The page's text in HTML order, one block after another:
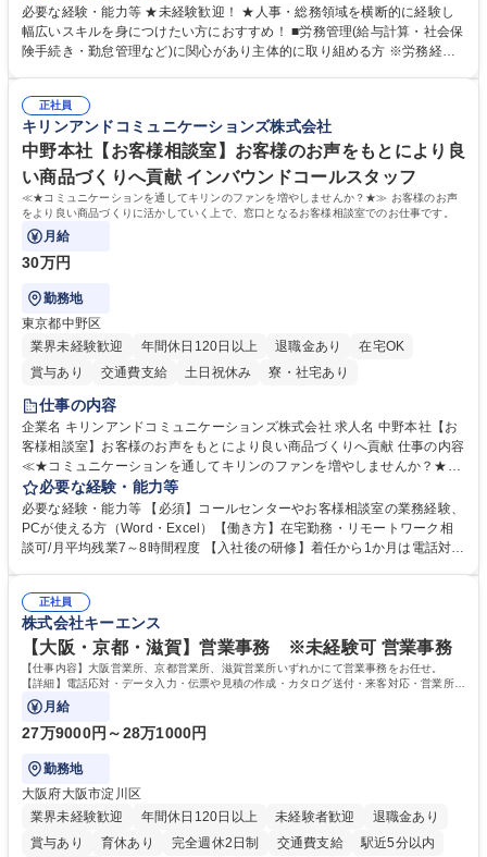
営を支えるゼネラリストをめざせます。 ・初期業務：労働時間管理、給与
計算、社会保険対応、福利厚生管理、安全衛生、健康経営推進等をお任せ
します。ご経験に応じて、休職者管理など、幅広く経験を積んでいただき
幅広く経験を積みたい意欲がある方に最適な環境です。 募集職種 【総
務・人事】未経験歓迎/日立グループ/組織運営を支えるゼネラリストを目
指す
必要な経験・能力等 ★未経験歓迎！ ★人事・総務領域を横断的に経験し
幅広いスキルを身につけたい方におすすめ！ ■労務管理(給与計算・社会保
険手続き・勤怠管理など)に関心があり主体的に取り組める方 ※労務経験
のご経験 ■労務管理（給与計算・社会保険手続き・勤怠管理など）の経験
■衛生管理者の資格をお持ちの方 学歴・資格 学歴：大学院 大学 高専 短大
専修学校 高校 語学力： 資格：
正社員
キリンアンドコミュニケーションズ株式会社
中野本社【お客様相談室】お客様のお声をもとにより良
い商品づくりへ貢献 インバウンドコールスタッフ
≪★コミュニケーションを通してキリンのファンを増やしませんか？★≫ お客様のお声
をより良い商品づくりに活かしていく上で、窓口となるお客様相談室でのお仕事です。
月給
30万円
勤務地
東京都中野区
業界未経験歓迎
年間休日120日以上 退職金あり
在宅OK
賞与あり
交通費支給 土日祝休み 寮・社宅あり
仕事の内容
企業名 キリンアンドコミュニケーションズ株式会社 求人名 中野本社【お
客様相談室】お客様のお声をもとにより良い商品づくりへ貢献 仕事の内容
≪★コミュニケーションを通してキリンのファンを増やしませんか？★≫
お客様のお声をより良い商品づくりに活かしていく上で、窓口となるお客
様相談室でのお仕事です。 日々お客様からいただくキリングループへのご
意見を、企業活動に活かしています。お客様からの声に迅速かつ誠意をも
って対応、情報提供するとともにグループ内活動に反映しています。 【具
平均100件前後■メール・手紙：同上40件前後 募集職種 中野本社【お客様
相談室】お客様のお声をもとにより良い商品づくりへ貢献
必要な経験・能力等
必要な経験・能力等 【必須】コールセンターやお客様相談室の業務経験、
PCが使える方（Word・Excel）【働き方】在宅勤務・リモートワーク相
談可/月平均残業7～8時間程度 【入社後の研修】着任から1か月は電話対応
すのでご安心ください。 【当社について】キリングループの広報機能を担
う会社として、お客様との出会いを大切にし、磨き上げたホスピタリティ
を込めてコミュニケーションをとりながら広報関連業務を行っておりま
す。 学歴・資格 学歴：大学院 大学 高専 短大 専修学校 高校 語学力： 資
格：
正社員
株式会社キーエンス
【大阪・京都・滋賀】営業事務 ※未経験可 営業事務
【仕事内容】大阪営業所、京都営業所、滋賀営業所いずれかにて営業事務をお任せ。
【詳細】電話応対・データ入力・伝票や見積の作成・カタログ送付・来客対応・営業所内
で発生する事務業務や業務改善をお任せ。
月給
27万9000円～28万1000円
勤務地
大阪府大阪市淀川区
業界未経験歓迎
年間休日120日以上 未経験者歓迎
退職金あり
賞与あり
育休あり 完全週休2日制 交通費支給 駅近5分以内